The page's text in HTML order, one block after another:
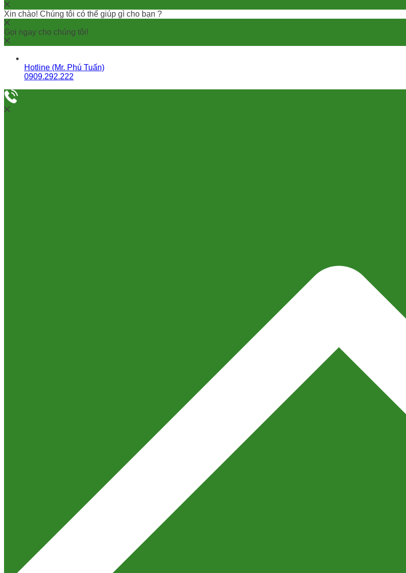
Xin chào! Chúng tôi có thể giúp gì cho bạn ?
Gọi ngay cho chúng tôi!
Hotline (Mr. Phú Tuấn)
0909.292.222